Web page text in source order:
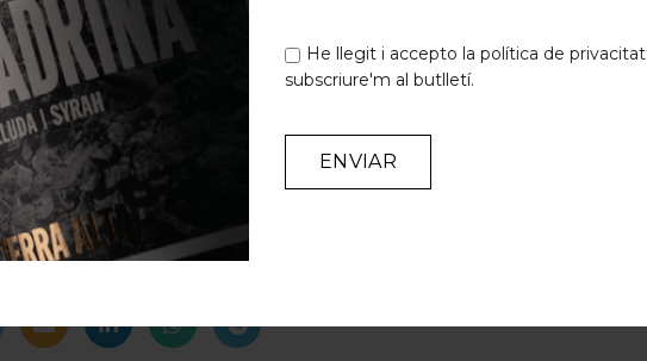
He llegit i accepto la política de privacitat
subscriure'm al butlletí.
…
arriscar, comparar, entendre, aprendre i principalment
dies a les xarxes socials i ara també en volem deixar constància
evolució i decidirem. Primer haurem de confirmar
l’escriptora Ana María Matute «Qui no inventa, no viu
Si vols treballadors creatius, dona’ls temps suficient per
amb el vi.